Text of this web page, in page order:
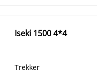
Iseki 1500 4*4
Trekker